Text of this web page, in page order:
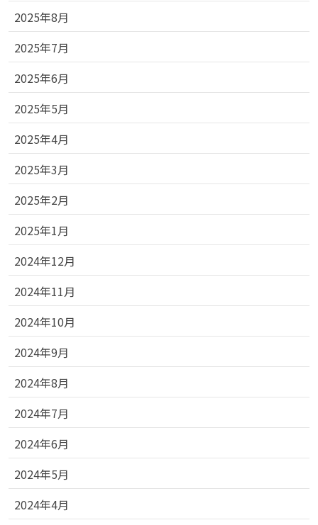
2025年8月
2025年7月
2025年6月
2025年5月
2025年4月
2025年3月
2025年2月
2025年1月
2024年12月
2024年11月
2024年10月
2024年9月
2024年8月
2024年7月
2024年6月
2024年5月
2024年4月